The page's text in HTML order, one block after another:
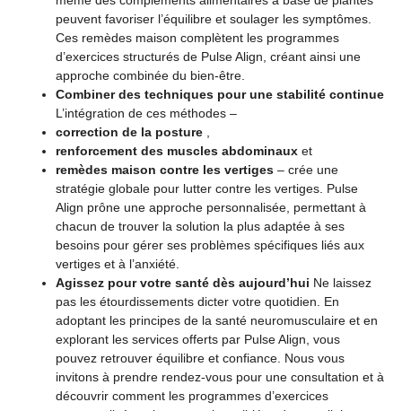
peuvent favoriser l’équilibre et soulager les symptômes.
Ces remèdes maison complètent les programmes
d’exercices structurés de Pulse Align, créant ainsi une
approche combinée du bien-être.
Combiner des techniques pour une stabilité continue
L’intégration de ces méthodes –
correction de la posture ,
renforcement des muscles abdominaux et
remèdes maison contre les vertiges – crée une
stratégie globale pour lutter contre les vertiges. Pulse
Align prône une approche personnalisée, permettant à
chacun de trouver la solution la plus adaptée à ses
besoins pour gérer ses problèmes spécifiques liés aux
vertiges et à l’anxiété.
Agissez pour votre santé dès aujourd’hui Ne laissez
pas les étourdissements dicter votre quotidien. En
adoptant les principes de la santé neuromusculaire et en
explorant les services offerts par Pulse Align, vous
pouvez retrouver équilibre et confiance. Nous vous
invitons à prendre rendez-vous pour une consultation et à
découvrir comment les programmes d’exercices